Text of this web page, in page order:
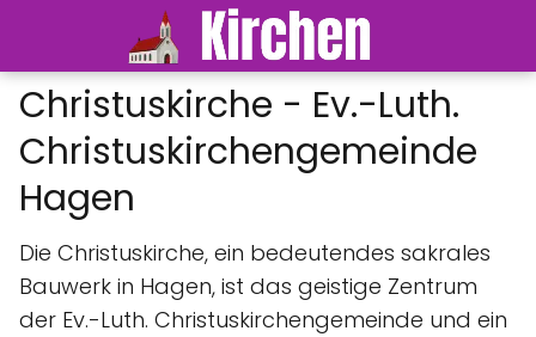
Christuskirche - Ev.-Luth.
Christuskirchengemeinde
Hagen
Die Christuskirche, ein bedeutendes sakrales
Bauwerk in Hagen, ist das geistige Zentrum
der Ev.-Luth. Christuskirchengemeinde und ein